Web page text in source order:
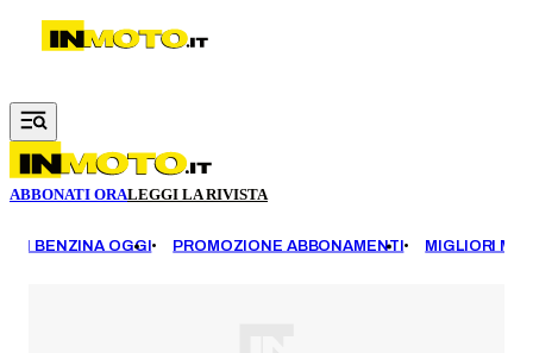
Vai al contenuto principale
ABBONATI ORALEGGI LA RIVISTA
BENZINA OGGI PROMOZIONE ABBONAMENTI MIGLIORI